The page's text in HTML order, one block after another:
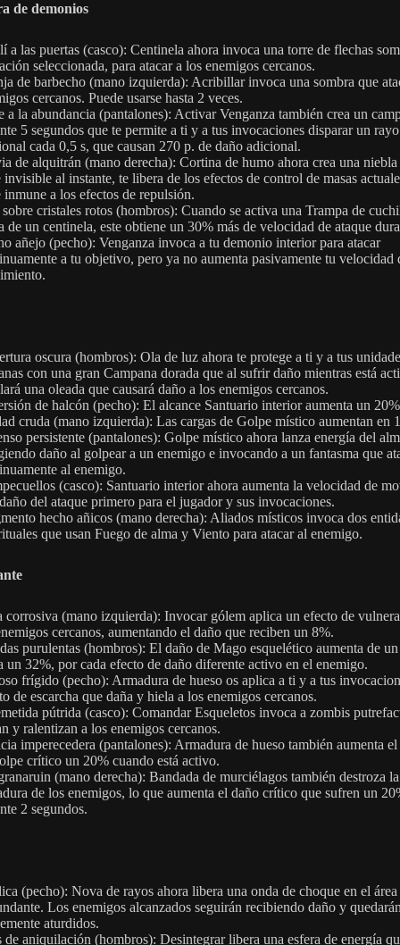
de demonios
a las puertas (casco): Centinela ahora invoca una torre de flechas
seleccionada, para atacar a los enemigos cercanos.
de barbecho (mano izquierda): Acribillar invoca una sombra que
cercanos. Puede usarse hasta 2 veces.
a la abundancia (pantalones): Activar Venganza también crea un
5 segundos que te permite a ti y a tus invocaciones disparar un rayo
cada 0,5 s, que causan 270 p. de daño adicional.
de alquitrán (mano derecha): Cortina de humo ahora crea una niebla
invisible al instante, te libera de los efectos de control de masas
inmune a los efectos de repulsión.
cristales rotos (hombros): Cuando se activa una Trampa de
de un centinela, este obtiene un 30% más de velocidad de ataque
añejo (pecho): Venganza invoca a tu demonio interior para atacar
a tu objetivo, pero ya no aumenta pasivamente tu velocidad
oscura (hombros): Ola de luz ahora te protege a ti y a tus
con una gran Campana dorada que al sufrir daño mientras está
una oleada que causará daño a los enemigos cercanos.
de halcón (pecho): El alcance Santuario interior aumenta un
cruda (mano izquierda): Las cargas de Golpe místico aumentan en
persistente (pantalones): Golpe místico ahora lanza energía del
daño al golpear a un enemigo e invocando a un fantasma que
al enemigo.
(casco): Santuario interior ahora aumenta la velocidad de
del ataque primero para el jugador y sus invocaciones.
hecho añicos (mano derecha): Aliados místicos invoca dos
que usan Fuego de alma y Viento para atacar al enemigo.
corrosiva (mano izquierda): Invocar gólem aplica un efecto de
cercanos, aumentando el daño que reciben un 8%.
purulentas (hombros): El daño de Mago esquelético aumenta de
un 32%, por cada efecto de daño diferente activo en el enemigo.
frígido (pecho): Armadura de hueso os aplica a ti y a tus
de escarcha que daña y hiela a los enemigos cercanos.
pútrida (casco): Comandar Esqueletos invoca a zombis
y ralentizan a los enemigos cercanos.
imperecedera (pantalones): Armadura de hueso también aumenta
crítico un 20% cuando está activo.
(mano derecha): Bandada de murciélagos también destroza la
de los enemigos, lo que aumenta el daño crítico que sufren un
2 segundos.
(pecho): Nova de rayos ahora libera una onda de choque en el área
Los enemigos alcanzados seguirán recibiendo daño y
aturdidos.
de aniquilación (hombros): Desintegrar libera una esfera de energía